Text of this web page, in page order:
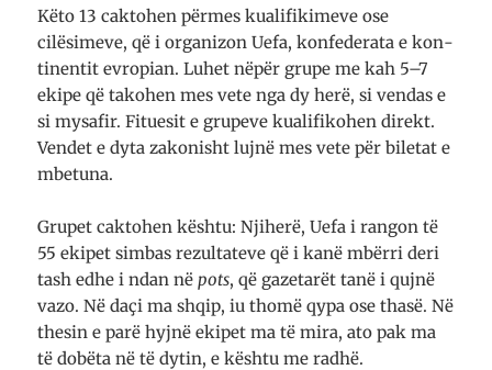
Këto 13 caktohen përmes kualifikimeve ose
cilësimeve, që i organizon Uefa, kon­federata e kon­
tinentit evropian. Luhet nëpër grupe me kah 5–7
ekipe që tako­hen mes vete nga dy herë, si vendas e
si mysafir. Fituesit e grupeve kuali­fi­kohen direkt.
Vendet e dyta zakonisht lujnë mes vete për biletat e
mbetuna.
Grupet caktohen kështu: Njiherë, Uefa i rangon të
55 ekipet simbas rezul­ta­teve që i kanë mbërri deri
tash edhe i ndan në pots, që gazetarët tanë i qujnë
vazo. Në daçi ma shqip, iu thomë qypa ose thasë. Në
thesin e parë hyjnë eki­pet ma të mira, ato pak ma
të dobëta në të dytin, e kështu me radhë.